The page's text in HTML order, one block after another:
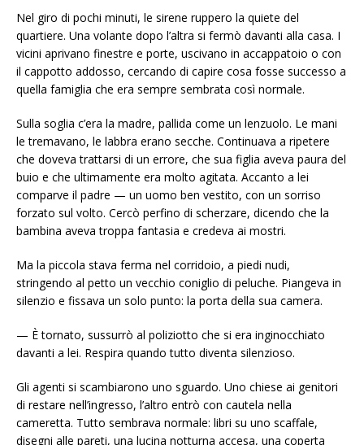
Nel giro di pochi minuti, le sirene ruppero la quiete del
quartiere. Una volante dopo l’altra si fermò davanti alla casa. I
vicini aprivano finestre e porte, uscivano in accappatoio o con
il cappotto addosso, cercando di capire cosa fosse successo a
quella famiglia che era sempre sembrata così normale.
Sulla soglia c’era la madre, pallida come un lenzuolo. Le mani
le tremavano, le labbra erano secche. Continuava a ripetere
che doveva trattarsi di un errore, che sua figlia aveva paura del
buio e che ultimamente era molto agitata. Accanto a lei
comparve il padre — un uomo ben vestito, con un sorriso
forzato sul volto. Cercò perfino di scherzare, dicendo che la
bambina aveva troppa fantasia e credeva ai mostri.
Ma la piccola stava ferma nel corridoio, a piedi nudi,
stringendo al petto un vecchio coniglio di peluche. Piangeva in
silenzio e fissava un solo punto: la porta della sua camera.
— È tornato, sussurrò al poliziotto che si era inginocchiato
davanti a lei. Respira quando tutto diventa silenzioso.
Gli agenti si scambiarono uno sguardo. Uno chiese ai genitori
di restare nell’ingresso, l’altro entrò con cautela nella
cameretta. Tutto sembrava normale: libri su uno scaffale,
disegni alle pareti, una lucina notturna accesa, una coperta